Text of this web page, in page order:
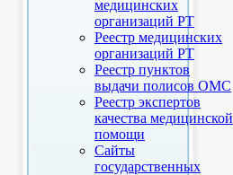
медицинских
организаций РТ
Реестр медицинских
организаций РТ
Реестр пунктов
выдачи полисов ОМС
Реестр экспертов
качества медицинской
помощи
Сайты
государственных